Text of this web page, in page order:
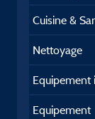
Cuisine &
Nettoyage
Equipement
Equipement